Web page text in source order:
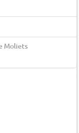
Moliets